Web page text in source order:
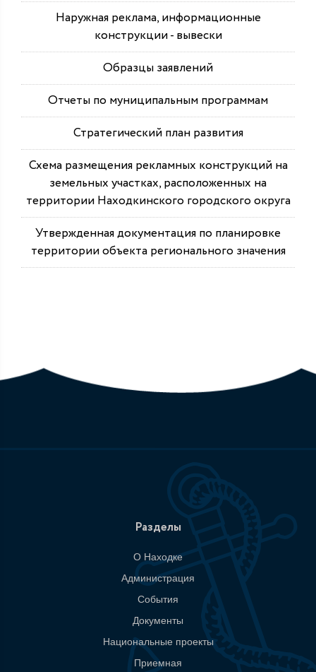
Наружная реклама, информационные
конструкции - вывески
Образцы заявлений
Отчеты по муниципальным программам
Стратегический план развития
Схема размещения рекламных конструкций на
земельных участках, расположенных на
территории Находкинского городского округа
Утвержденная документация по планировке
территории объекта регионального значения
Разделы
О Находке
Администрация
События
Документы
Национальные проекты
Приемная